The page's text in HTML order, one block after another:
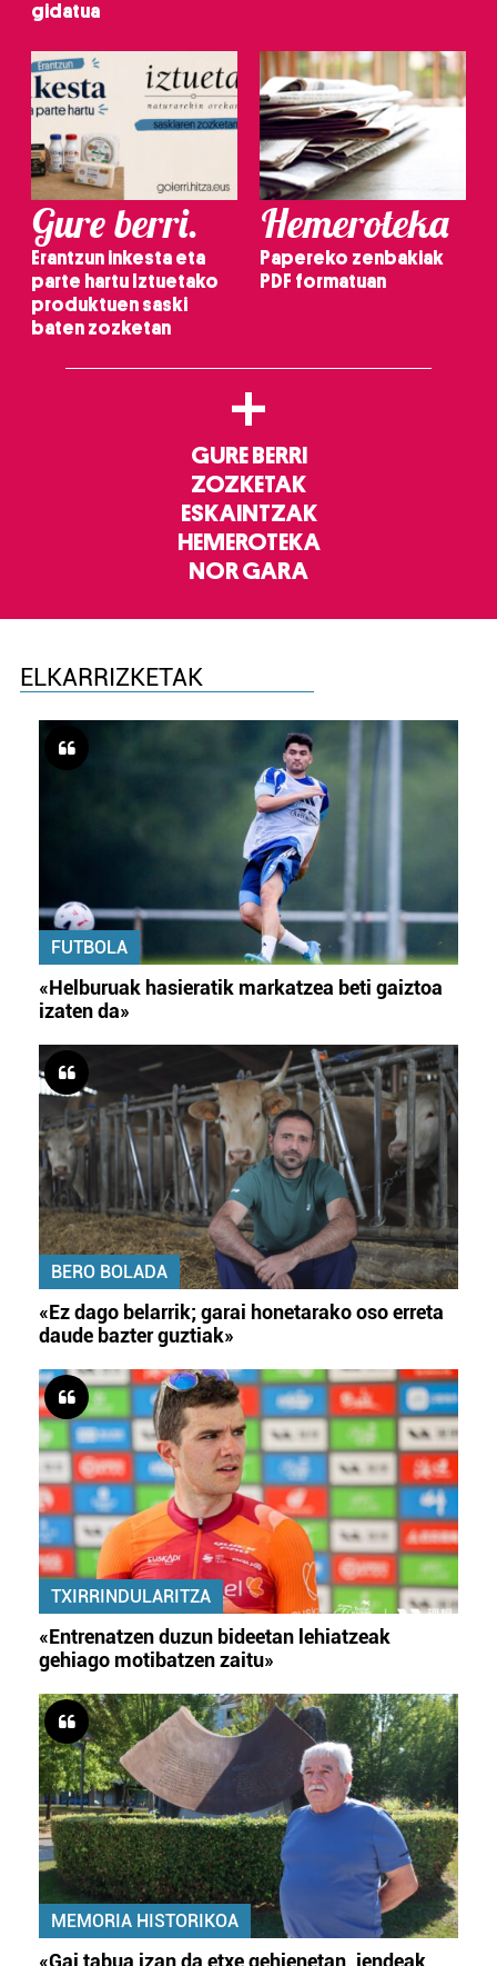
gidatua
Gure berri.
Erantzun inkesta eta
parte hartu Iztuetako
produktuen saski
baten zozketan
Hemeroteka
Papereko zenbakiak
PDF formatuan
+
GURE BERRI
ZOZKETAK
ESKAINTZAK
HEMEROTEKA
NOR GARA
ELKARRIZKETAK
FUTBOLA
«Helburuak hasieratik markatzea beti gaiztoa
izaten da»
BERO BOLADA
«Ez dago belarrik; garai honetarako oso erreta
daude bazter guztiak»
TXIRRINDULARITZA
«Entrenatzen duzun bideetan lehiatzeak
gehiago motibatzen zaitu»
MEMORIA HISTORIKOA
«Gai tabua izan da etxe gehienetan, jendeak